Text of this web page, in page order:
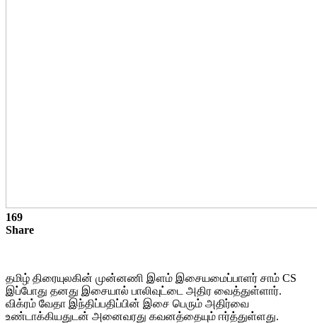
169
Share
தமிழ் திரையுலகின் முன்னணி இளம் இசையமைப்பாளர் சாம் CS
இப்போது தனது இசையால் பாலிவுட்டை அதிர வைத்துள்ளார்.
விக்ரம் வேதா இந்திப்பதிப்பின் இசை பெரும் அதிர்வை
உண்டாக்கியதுடன் அனைவரது கவனத்தையும் ஈர்த்துள்ளது.